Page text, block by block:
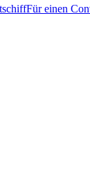
Für einen